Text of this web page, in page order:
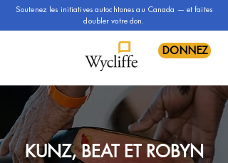
Soutenez les initiatives autochtones au Canada — et faites
doubler votre don.
DONNEZ
KUNZ, BEAT ET ROBYN